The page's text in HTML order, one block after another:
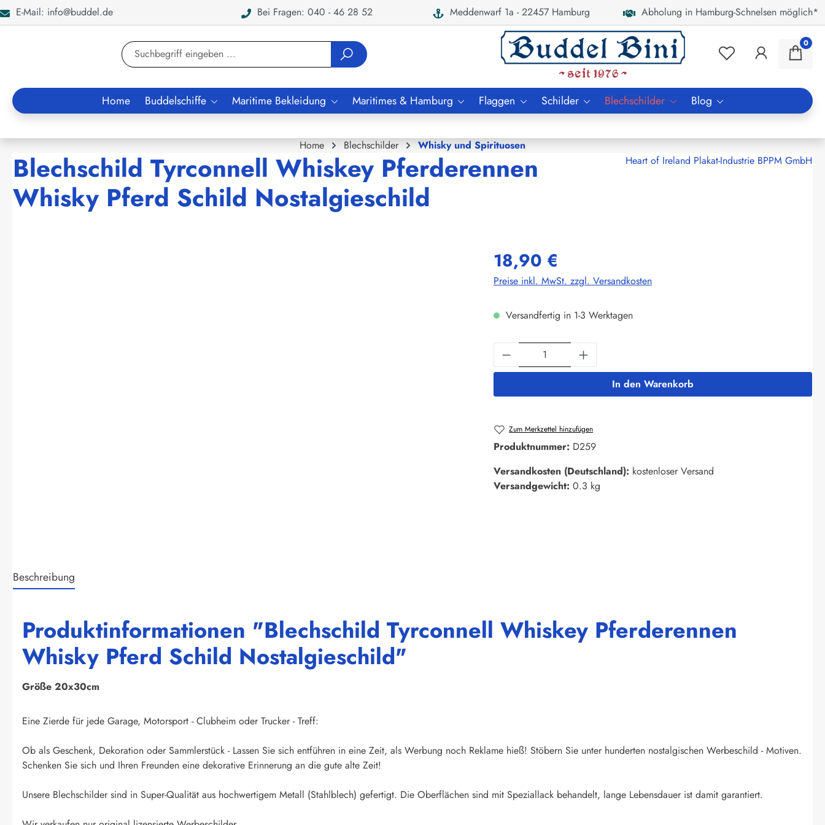
Zur Suche springen
E-Mail: info@buddel.de Bei Fragen: 040 - 46 28 52 Meddenwarf 1a - 22457 Hamburg Abholung in Hamburg-Schnelsen möglich*
0
Home Buddelschiffe Maritime Bekleidung Maritimes & Hamburg Flaggen Schilder Blechschilder Blog
Home Blechschilder Whisky und Spirituosen
Blechschild Tyrconnell Whiskey Pferderennen
Whisky Pferd Schild Nostalgieschild
Heart of Ireland Plakat-Industrie BPPM GmbH
18,90 €
Preise inkl. MwSt. zzgl. Versandkosten
Versandfertig in 1-3 Werktagen
Produkt Anzahl: Gib den gewünschten Wert ein
In den Warenkorb
Zum Merkzettel hinzufügen
Produktnummer: D259
Versandkosten (Deutschland): kostenloser Versand
Versandgewicht: 0.3 kg
Beschreibung
Produktinformationen "Blechschild Tyrconnell Whiskey Pferderennen
Whisky Pferd Schild Nostalgieschild"
Größe 20x30cm
Eine Zierde für jede Garage, Motorsport - Clubheim oder Trucker - Treff:
Ob als Geschenk, Dekoration oder Sammlerstück - Lassen Sie sich entführen in eine Zeit, als Werbung noch Reklame hieß! Stöbern Sie unter hunderten nostalgischen Werbeschild - Motiven.
Schenken Sie sich und Ihren Freunden eine dekorative Erinnerung an die gute alte Zeit!
Unsere Blechschilder sind in Super-Qualität aus hochwertigem Metall (Stahlblech) gefertigt. Die Oberflächen sind mit Speziallack behandelt, lange Lebensdauer ist damit garantiert.